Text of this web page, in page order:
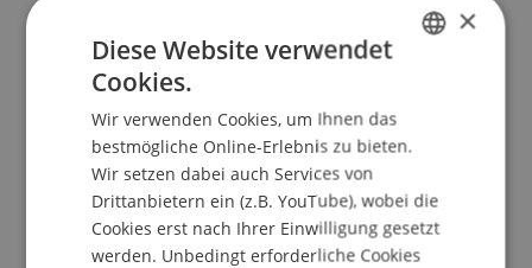
×
Diese Website verwendet
Cookies.
Wir verwenden Cookies, um Ihnen das
bestmögliche Online-Erlebnis zu bieten.
Wir setzen dabei auch Services von
Drittanbietern ein (z.B. YouTube), wobei die
Cookies erst nach Ihrer Einwilligung gesetzt
werden. Unbedingt erforderliche Cookies